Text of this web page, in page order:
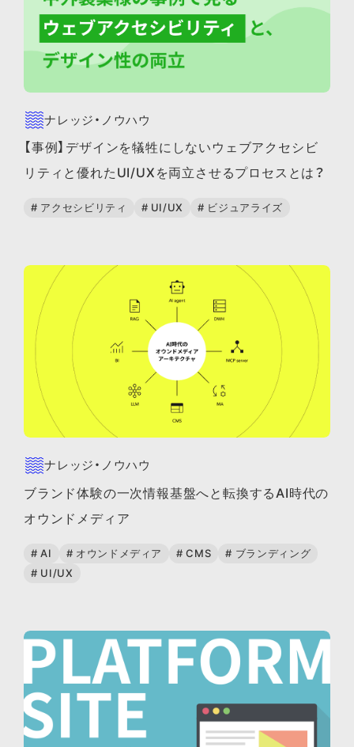
ナレッジ・ノウハウ
【事例】デザインを犠牲にしないウェブアクセシビ
リティと優れたUI/UXを両立させるプロセスとは？
# アクセシビリティ # UI/UX # ビジュアライズ
ナレッジ・ノウハウ
ブランド体験の一次情報基盤へと転換するAI時代の
オウンドメディア
# AI # オウンドメディア # CMS
# ブランディング
# UI/UX